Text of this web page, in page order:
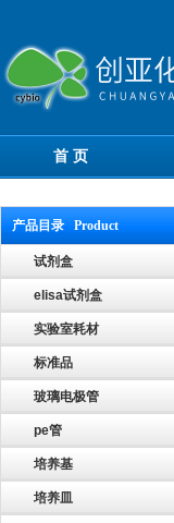
首 页
产品目录 Product
试剂盒
elisa试剂盒
实验室耗材
标准品
玻璃电极管
pe管
培养基
培养皿